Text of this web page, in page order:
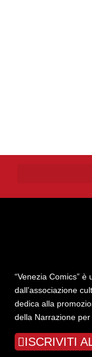
“Venezia Comics”
dall’associazione
dedica alla
della Narrazione
ISCRIVITI